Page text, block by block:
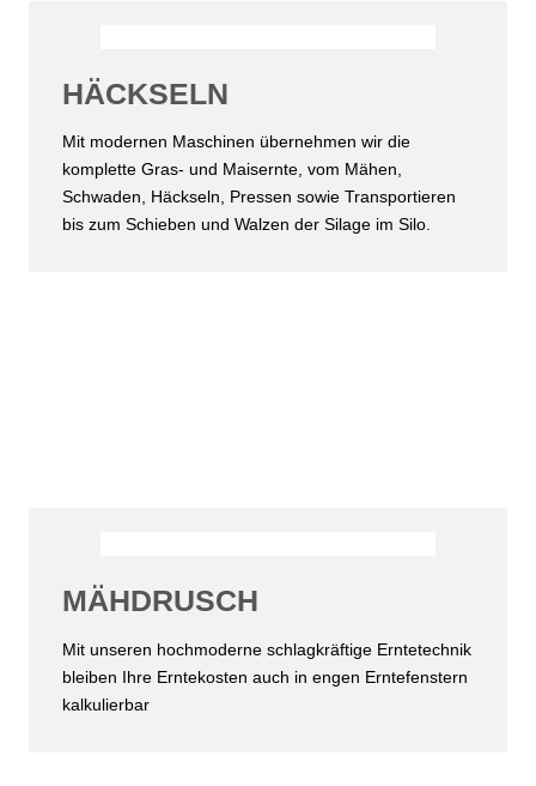
HÄCKSELN
Mit modernen Maschinen übernehmen wir die
komplette Gras- und Maisernte, vom Mähen,
Schwaden, Häckseln, Pressen sowie Transportieren
bis zum Schieben und Walzen der Silage im Silo.
MÄHDRUSCH
Mit unseren hochmoderne schlagkräftige Erntetechnik
bleiben Ihre Erntekosten auch in engen Erntefenstern
kalkulierbar